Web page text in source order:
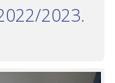
2023.